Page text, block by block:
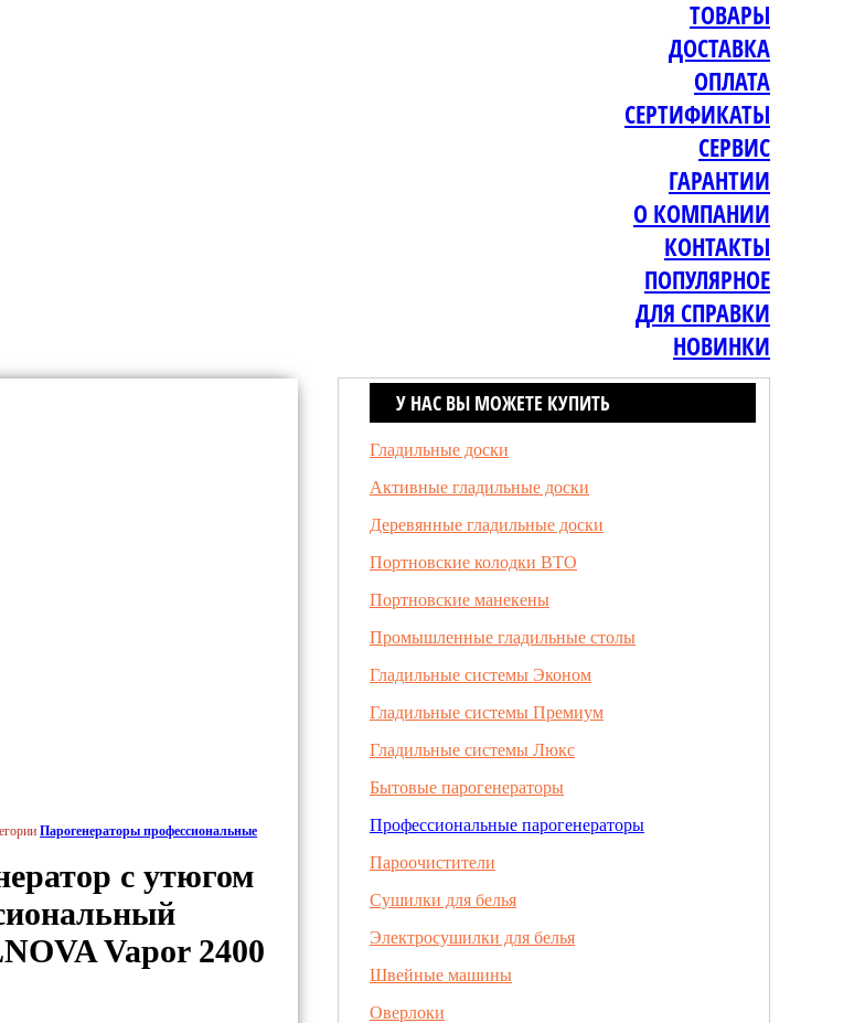
ТОВАРЫ
ДОСТАВКА
ОПЛАТА
СЕРТИФИКАТЫ
СЕРВИС
ГАРАНТИИ
О КОМПАНИИ
КОНТАКТЫ
ПОПУЛЯРНОЕ
ДЛЯ СПРАВКИ
НОВИНКИ
Парогенераторы профессиональные
с утюгом
Vapor 2400
У НАС ВЫ МОЖЕТЕ КУПИТЬ
Гладильные доски
Активные гладильные доски
Деревянные гладильные доски
Портновские колодки ВТО
Портновские манекены
Промышленные гладильные столы
Гладильные системы Эконом
Гладильные системы Премиум
Гладильные системы Люкс
Бытовые парогенераторы
Профессиональные парогенераторы
Пароочистители
Сушилки для белья
Электросушилки для белья
Швейные машины
Оверлоки